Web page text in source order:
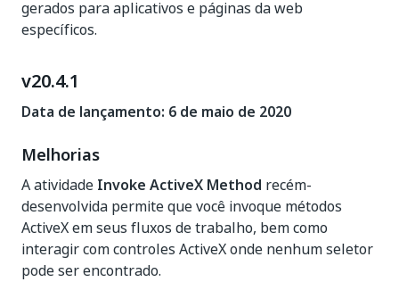
gerados para aplicativos e páginas da web
específicos.
v20.4.1
Data de lançamento: 6 de maio de 2020
Melhorias
A atividade Invoke ActiveX Method recém-
desenvolvida permite que você invoque métodos
ActiveX em seus fluxos de trabalho, bem como
interagir com controles ActiveX onde nenhum seletor
pode ser encontrado.